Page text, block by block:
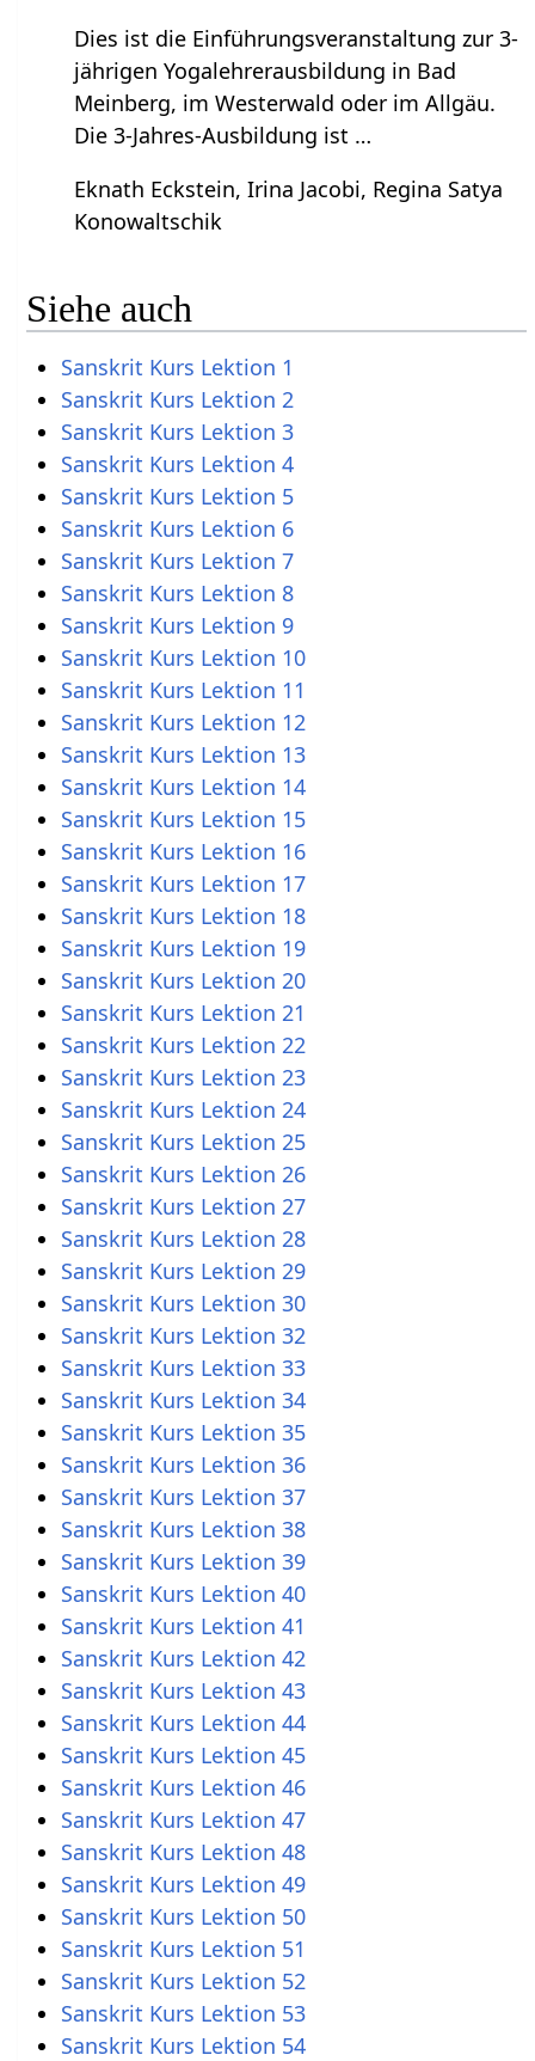
Dies ist die Einführungsveranstaltung zur 3-
jährigen Yogalehrerausbildung in Bad
Meinberg, im Westerwald oder im Allgäu.
Die 3-Jahres-Ausbildung ist …
Eknath Eckstein, Irina Jacobi, Regina Satya
Konowaltschik
Siehe auch
Sanskrit Kurs Lektion 1
Sanskrit Kurs Lektion 2
Sanskrit Kurs Lektion 3
Sanskrit Kurs Lektion 4
Sanskrit Kurs Lektion 5
Sanskrit Kurs Lektion 6
Sanskrit Kurs Lektion 7
Sanskrit Kurs Lektion 8
Sanskrit Kurs Lektion 9
Sanskrit Kurs Lektion 10
Sanskrit Kurs Lektion 11
Sanskrit Kurs Lektion 12
Sanskrit Kurs Lektion 13
Sanskrit Kurs Lektion 14
Sanskrit Kurs Lektion 15
Sanskrit Kurs Lektion 16
Sanskrit Kurs Lektion 17
Sanskrit Kurs Lektion 18
Sanskrit Kurs Lektion 19
Sanskrit Kurs Lektion 20
Sanskrit Kurs Lektion 21
Sanskrit Kurs Lektion 22
Sanskrit Kurs Lektion 23
Sanskrit Kurs Lektion 24
Sanskrit Kurs Lektion 25
Sanskrit Kurs Lektion 26
Sanskrit Kurs Lektion 27
Sanskrit Kurs Lektion 28
Sanskrit Kurs Lektion 29
Sanskrit Kurs Lektion 30
Sanskrit Kurs Lektion 32
Sanskrit Kurs Lektion 33
Sanskrit Kurs Lektion 34
Sanskrit Kurs Lektion 35
Sanskrit Kurs Lektion 36
Sanskrit Kurs Lektion 37
Sanskrit Kurs Lektion 38
Sanskrit Kurs Lektion 39
Sanskrit Kurs Lektion 40
Sanskrit Kurs Lektion 41
Sanskrit Kurs Lektion 42
Sanskrit Kurs Lektion 43
Sanskrit Kurs Lektion 44
Sanskrit Kurs Lektion 45
Sanskrit Kurs Lektion 46
Sanskrit Kurs Lektion 47
Sanskrit Kurs Lektion 48
Sanskrit Kurs Lektion 49
Sanskrit Kurs Lektion 50
Sanskrit Kurs Lektion 51
Sanskrit Kurs Lektion 52
Sanskrit Kurs Lektion 53
Sanskrit Kurs Lektion 54